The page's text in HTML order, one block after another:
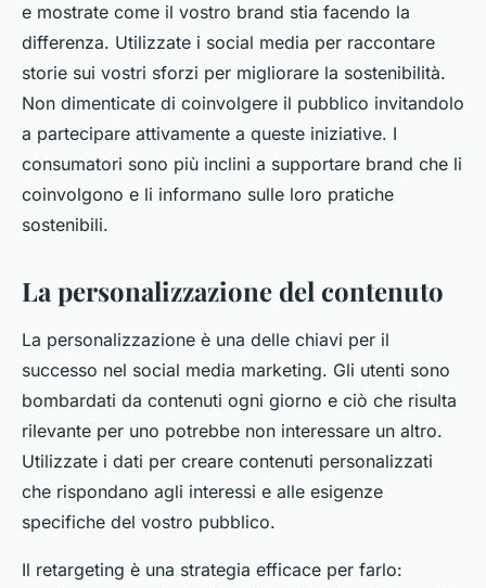
e mostrate come il vostro brand stia facendo la
differenza. Utilizzate i social media per raccontare
storie sui vostri sforzi per migliorare la sostenibilità.
Non dimenticate di coinvolgere il pubblico invitandolo
a partecipare attivamente a queste iniziative. I
consumatori sono più inclini a supportare brand che li
coinvolgono e li informano sulle loro pratiche
sostenibili.
La personalizzazione del contenuto
La personalizzazione è una delle chiavi per il
successo nel social media marketing. Gli utenti sono
bombardati da contenuti ogni giorno e ciò che risulta
rilevante per uno potrebbe non interessare un altro.
Utilizzate i dati per creare contenuti personalizzati
che rispondano agli interessi e alle esigenze
specifiche del vostro pubblico.
Il retargeting è una strategia efficace per farlo: